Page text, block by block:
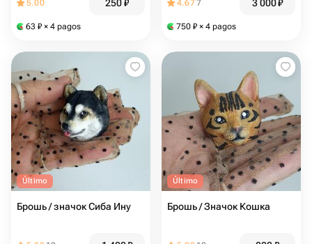
5.00 250₽
63 ₽ × 4 pagos
4.677 3 000₽
750 ₽ × 4 pagos
Último
Брошь / значок Сиба Ину
Último
Брошь / Значок Кошка